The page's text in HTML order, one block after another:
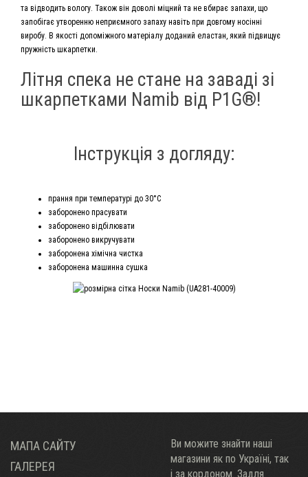
та відводить вологу. Також він доволі міцний та не вбирає запахи, що
запобігає утворенню неприємного запаху навіть при довгому носінні
виробу. В якості допоміжного матеріалу доданий еластан, який підвищує
пружність шкарпетки.
Літня спека не стане на заваді зі
шкарпетками Namib від P1G®!
Інструкція з догляду:
прання при температурі до 30°С
заборонено прасувати
заборонено відбілювати
заборонено викручувати
заборонена хімічна чистка
заборонена машинна сушка
МАПА САЙТУ
ГАЛЕРЕЯ
Ви можите знайти наші
магазини як по Украïні, так
і за кордоном. Задля